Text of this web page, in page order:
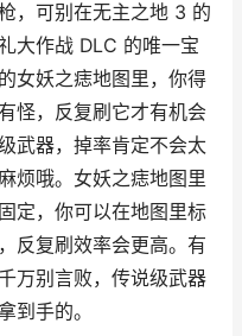
，可别在无主之地 3 的
大作战 DLC 的唯一宝
女妖之痣地图里，你得
怪，反复刷它才有机会
武器，掉率肯定不会太
烦哦。女妖之痣地图里
定，你可以在地图里标
反复刷效率会更高。有
万别言败，传说级武器
到手的。